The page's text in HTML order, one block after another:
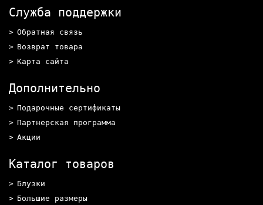
Служба поддержки
Обратная связь
Возврат товара
Карта сайта
Дополнительно
Подарочные сертификаты
Партнерская программа
Акции
Каталог товаров
Блузки
Большие размеры